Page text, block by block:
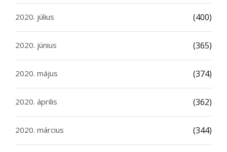
2020. július (400)
2020. június (365)
2020. május (374)
2020. április (362)
2020. március (344)